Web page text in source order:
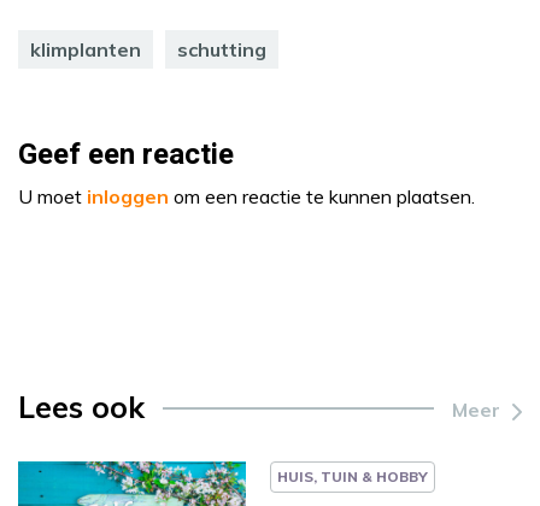
klimplanten schutting
Geef een reactie
U moet inloggen om een reactie te kunnen plaatsen.
Lees ook Meer
HUIS, TUIN & HOBBY